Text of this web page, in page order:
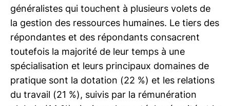
généralistes qui touchent à plusieurs volets de
la gestion des ressources humaines. Le tiers des
répondantes et des répondants consacrent
toutefois la majorité de leur temps à une
spécialisation et leurs principaux domaines de
pratique sont la dotation (22 %) et les relations
du travail (21 %), suivis par la rémunération